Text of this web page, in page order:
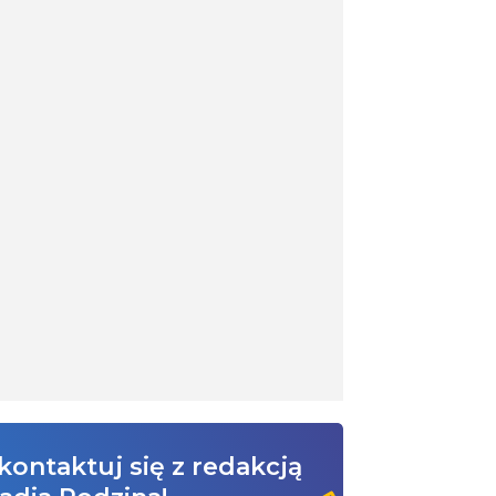
się z redakcją